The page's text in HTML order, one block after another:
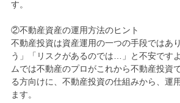
す。
②不動産資産の運用方法のヒント
不動産投資は資産運用の一つの手段ではあ
う」「リスクがあるのでは…」と不安です
ムでは不動産のプロがこれから不動産投資
る方向けに、不動産投資の仕組みから、運
ます。